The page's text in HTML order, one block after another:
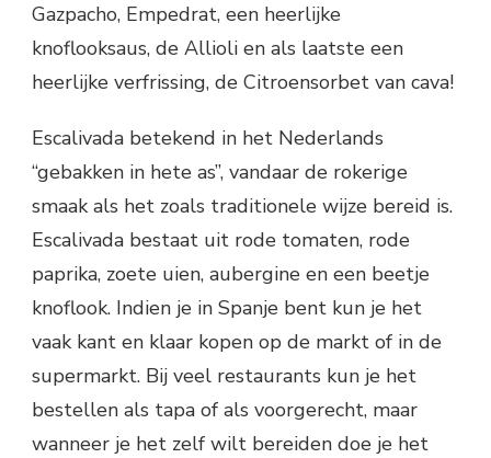
Gazpacho, Empedrat, een heerlijke
knoflooksaus, de Allioli en als laatste een
heerlijke verfrissing, de Citroensorbet van cava!
Escalivada betekend in het Nederlands
“gebakken in hete as”, vandaar de rokerige
smaak als het zoals traditionele wijze bereid is.
Escalivada bestaat uit rode tomaten, rode
paprika, zoete uien, aubergine en een beetje
knoflook. Indien je in Spanje bent kun je het
vaak kant en klaar kopen op de markt of in de
supermarkt. Bij veel restaurants kun je het
bestellen als tapa of als voorgerecht, maar
wanneer je het zelf wilt bereiden doe je het